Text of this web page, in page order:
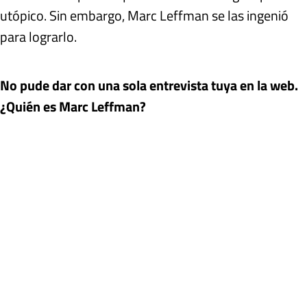
utópico. Sin embargo, Marc Leffman se las ingenió
para lograrlo.
No pude dar con una sola entrevista tuya en la web.
¿Quién es Marc Leffman?